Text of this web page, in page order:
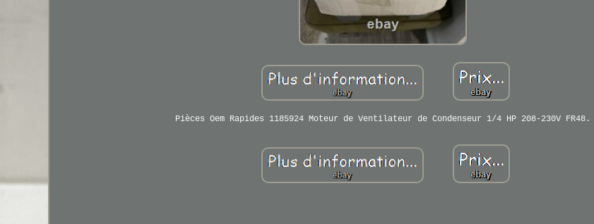
Pièces Oem Rapides 1185924 Moteur de Ventilateur de Condenseur 1/4 HP 208-230V FR48.